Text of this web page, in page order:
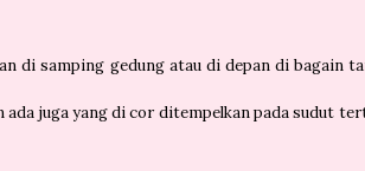
di samping gedung atau di depan di bagain
ada juga yang di cor ditempelkan pada sudut